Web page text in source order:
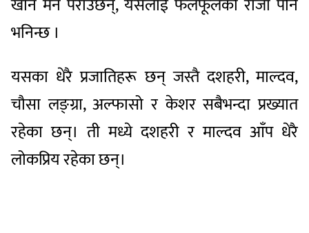
भनिन्छ ।
यसका धेरै प्रजातिहरू छन् जस्तै दशहरी, माल्दव,
चौसा लङ्ग्रा, अल्फासो र केशर सबैभन्दा प्रख्यात
रहेका छन्। ती मध्ये दशहरी र माल्दव आँप धेरै
लोकप्रिय रहेका छन्।